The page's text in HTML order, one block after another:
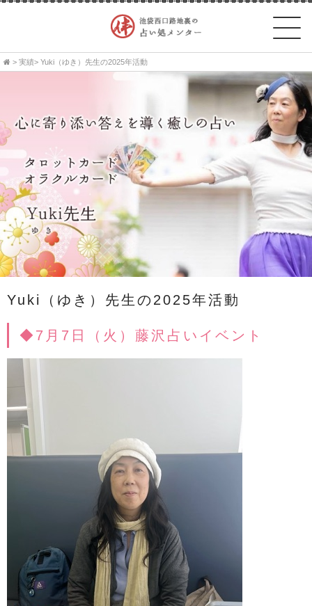
> 実績> Yuki（ゆき）先生の2025年活動
Yuki（ゆき）先生の2025年活動
◆7月7日（火）藤沢占いイベント